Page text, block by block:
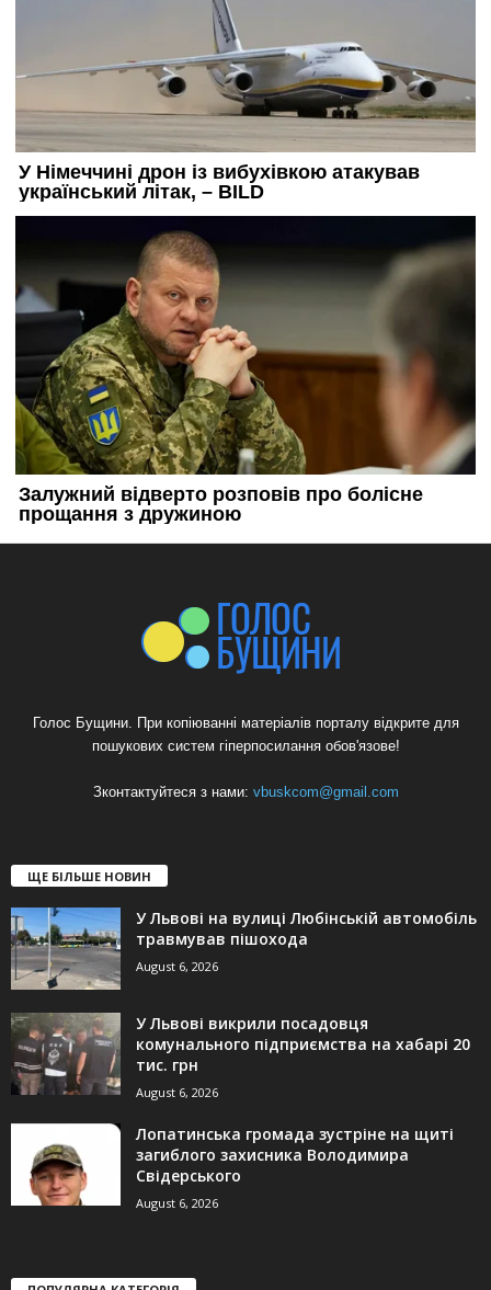
Голос Бущини. При копіюванні матеріалів порталу відкрите для
пошукових систем гіперпосилання обов'язове!
Зконтактуйтеся з нами: vbuskcom@gmail.com
ЩЕ БІЛЬШЕ НОВИН
У Львові на вулиці Любінській автомобіль
травмував пішохода
August 6, 2026
У Львові викрили посадовця
комунального підприємства на хабарі 20
тис. грн
August 6, 2026
Лопатинська громада зустріне на щиті
загиблого захисника Володимира
Свідерського
August 6, 2026